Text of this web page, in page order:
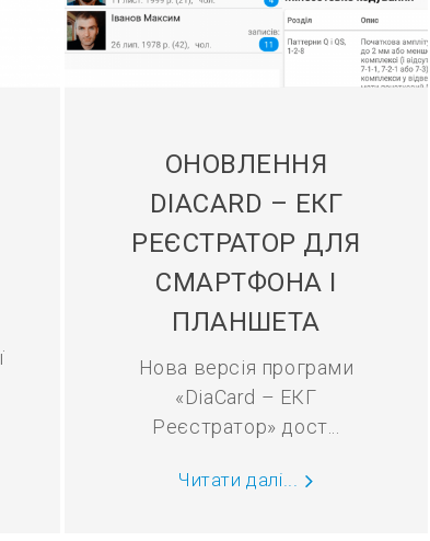
ОНОВЛЕННЯ
DIACARD – ЕКГ
РЕЄСТРАТОР ДЛЯ
СМАРТФОНА І
ПЛАНШЕТА
Нова версія програми
«DiaCard – ЕКГ
Реєстратор» дост...
Читати далі...